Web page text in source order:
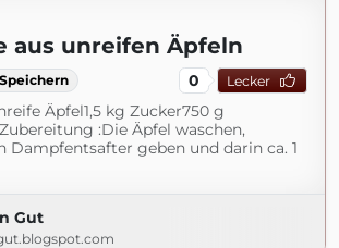
aus unreifen Äpfeln
Speichern 0 Lecker
Äpfel1,5 kg Zucker750 g
:Die Äpfel waschen,
Dampfentsafter geben und darin ca. 1
Gut